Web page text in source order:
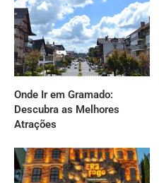
Onde Ir em Gramado:
Descubra as Melhores
Atrações